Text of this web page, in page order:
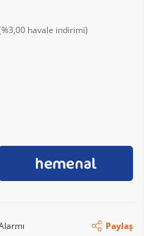
havale indirimi)
Paylaş